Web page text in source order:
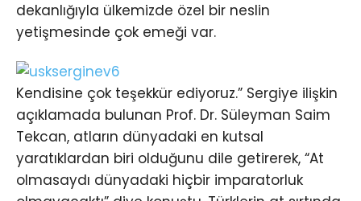
dekanlığıyla ülkemizde özel bir neslin
yetişmesinde çok emeği var.
Kendisine çok teşekkür ediyoruz.” Sergiye ilişkin
açıklamada bulunan Prof. Dr. Süleyman Saim
Tekcan, atların dünyadaki en kutsal
yaratıklardan biri olduğunu dile getirerek, “At
olmasaydı dünyadaki hiçbir imparatorluk